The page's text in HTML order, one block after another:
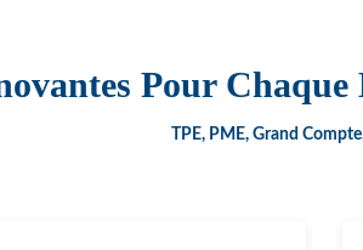
Pour
TPE, PME, Grand